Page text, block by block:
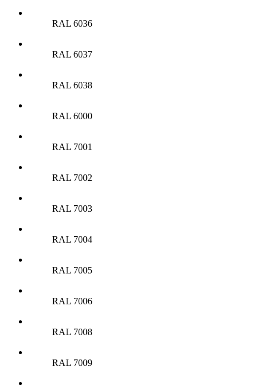
RAL 6036
RAL 6037
RAL 6038
RAL 6000
RAL 7001
RAL 7002
RAL 7003
RAL 7004
RAL 7005
RAL 7006
RAL 7008
RAL 7009